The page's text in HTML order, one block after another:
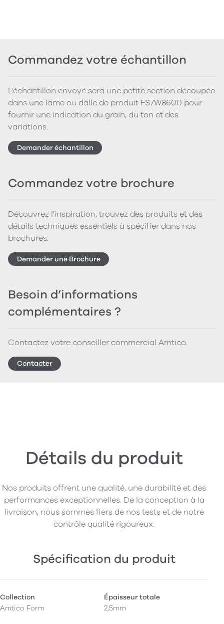
Commandez votre échantillon
L'échantillon envoyé sera une petite section découpée
dans une lame ou dalle de produit FS7W8600 pour
fournir une indication du grain, du ton et des
variations.
Demander échantillon
Commandez votre brochure
Découvrez l'inspiration, trouvez des produits et des
détails techniques essentiels à spécifier dans nos
brochures.
Demander une Brochure
Besoin d’informations
complémentaires ?
Contactez votre conseiller commercial Amtico.
Contacter
Détails du produit
Nos produits offrent une qualité, une durabilité et des
performances exceptionnelles. De la conception à la
livraison, nous sommes fiers de nos tests et de notre
contrôle qualité rigoureux.
Spécification du produit
Collection
Amtico Form
Épaisseur totale
2,5mm